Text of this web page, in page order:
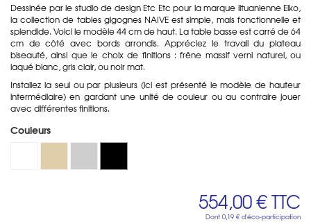
Dessinée par le studio de design Etc Etc pour la marque lituanienne Elko,
la collection de tables gigognes NAIVE est simple, mais fonctionnelle et
splendide. Voici le modèle 44 cm de haut. La table basse est carré de 64
cm de côté avec bords arrondis. Appréciez le travail du plateau
biseauté, ainsi que le choix de finitions : frêne massif verni naturel, ou
laqué blanc, gris clair, ou noir mat.
Installez la seul ou par plusieurs (ici est présenté le modèle de hauteur
intermédiaire) en gardant une unité de couleur ou au contraire jouer
avec différentes finitions.
Couleurs
554,00 €TTC
Dont 0,19 € d'éco-participation